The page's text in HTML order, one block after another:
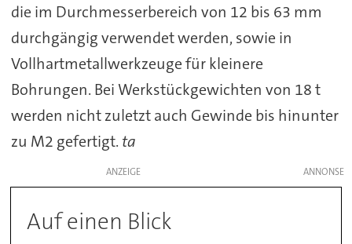
die im Durchmesserbereich von 12 bis 63 mm
durchgängig verwendet werden, sowie in
Vollhartmetallwerkzeuge für kleinere
Bohrungen. Bei Werkstückgewichten von 18 t
werden nicht zuletzt auch Gewinde bis hinunter
zu M2 gefertigt. ta
ANZEIGE
Auf einen Blick